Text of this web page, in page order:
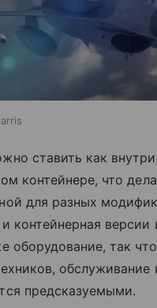
ставить как
контейнере, что
для разных
контейнерная версии
оборудование, так
обслуживание
предсказуемыми.